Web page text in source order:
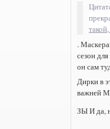
.
сезон
он сам
Дирки в
важней
ЗЫ И да,